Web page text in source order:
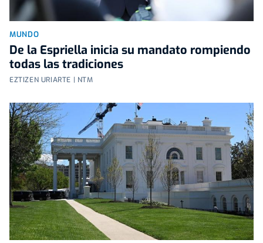
MUNDO
De la Espriella inicia su mandato rompiendo
todas las tradiciones
EZTIZEN URIARTE | NTM